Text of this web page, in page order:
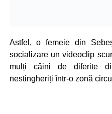
Astfel, o femeie din
socializare un videoclip
mulți câini de diferite
nestingheriți într-o zonă